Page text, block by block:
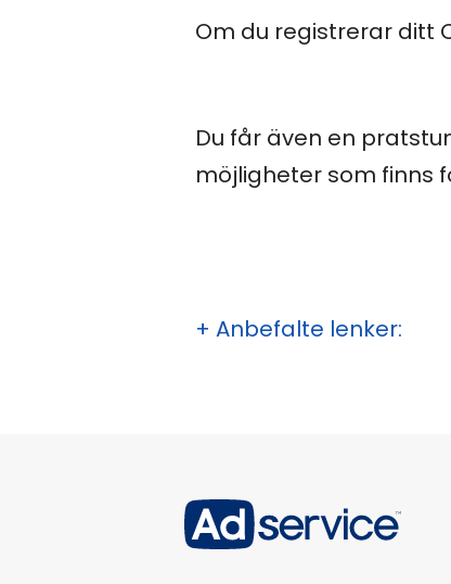
Om du registrerar ditt
Du får även en
möjligheter som finns
+ Anbefalte lenker: